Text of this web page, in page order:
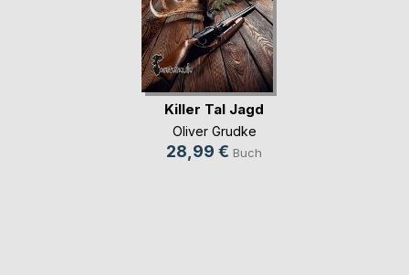
Killer Tal Jagd
Oliver Grudke
28,99 € Buch